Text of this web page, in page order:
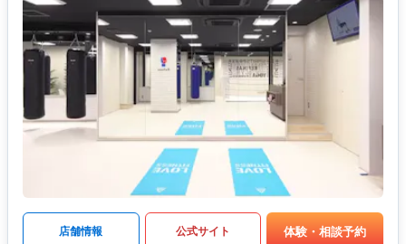
店舗情報 公式サイト 体験・相談予約